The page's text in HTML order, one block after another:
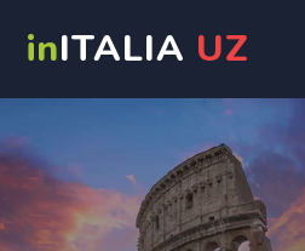
inITALIA UZ